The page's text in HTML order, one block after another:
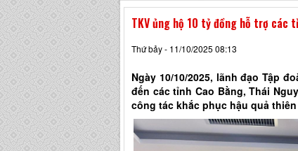
TKV ủng hộ 10 tỷ đồng hỗ trợ các
Thứ bảy - 11/10/2025 08:13
Ngày 10/10/2025, lãnh đạo Tập
đến các tỉnh Cao Bằng, Thái
công tác khắc phục hậu quả